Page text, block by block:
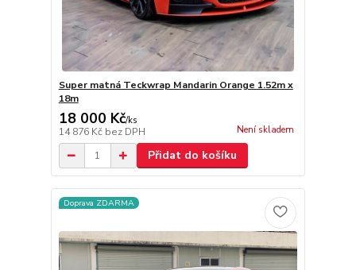
Super matná Teckwrap Mandarin Orange 1.52m x
18m
18 000 Kč/ks
14 876 Kč bez DPH Není skladem
Přidat do košíku
Doprava ZDARMA